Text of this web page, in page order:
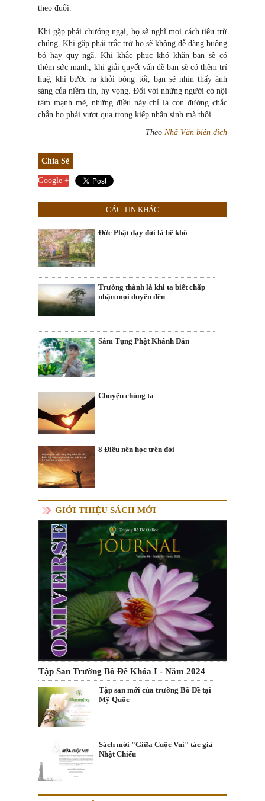
theo đuổi.
Khi gặp phải chướng ngại, họ sẽ nghĩ mọi cách tiêu trừ
chúng. Khi gặp phải trắc trở họ sẽ không dễ dàng buông
bỏ hay quỵ ngã. Khi khắc phục khó khăn bạn sẽ có
thêm sức mạnh, khi giải quyết vấn đề bạn sẽ có thêm trí
huệ, khi bước ra khỏi bóng tối, bạn sẽ nhìn thấy ánh
sáng của niềm tin, hy vọng. Đối với những người có nội
tâm mạnh mẽ, những điều này chỉ là con đường chắc
chắn họ phải vượt qua trong kiếp nhân sinh mà thôi.
Theo Nhã Văn biên dịch
Chia Sẻ
Google +
CÁC TIN KHÁC
Đức Phật dạy đời là bể khổ
Trưởng thành là khi ta biết chấp
nhận mọi duyên đến
Sám Tụng Phật Khánh Đản
Chuyện chúng ta
8 Điều nên học trên đời
GIỚI THIỆU SÁCH MỚI
Tập San Trường Bồ Đề Khóa I - Năm 2024
Tập san mới của trường Bồ Đề tại
Mỹ Quốc
Sách mới "Giữa Cuộc Vui" tác giả
Nhật Chiếu